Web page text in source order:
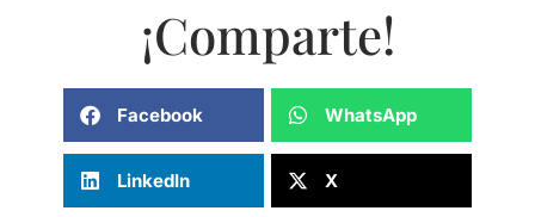
¡Comparte!
Facebook WhatsApp
LinkedIn X